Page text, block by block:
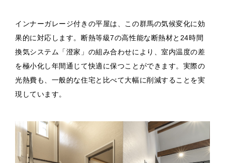
インナーガレージ付きの平屋は、この群馬の気候変化に効
果的に対応します。断熱等級7の高性能な断熱材と24時間
換気システム「澄家」の組み合わせにより、室内温度の差
を極小化し年間通じて快適に保つことができます。実際の
光熱費も、一般的な住宅と比べて大幅に削減することを実
現しています。